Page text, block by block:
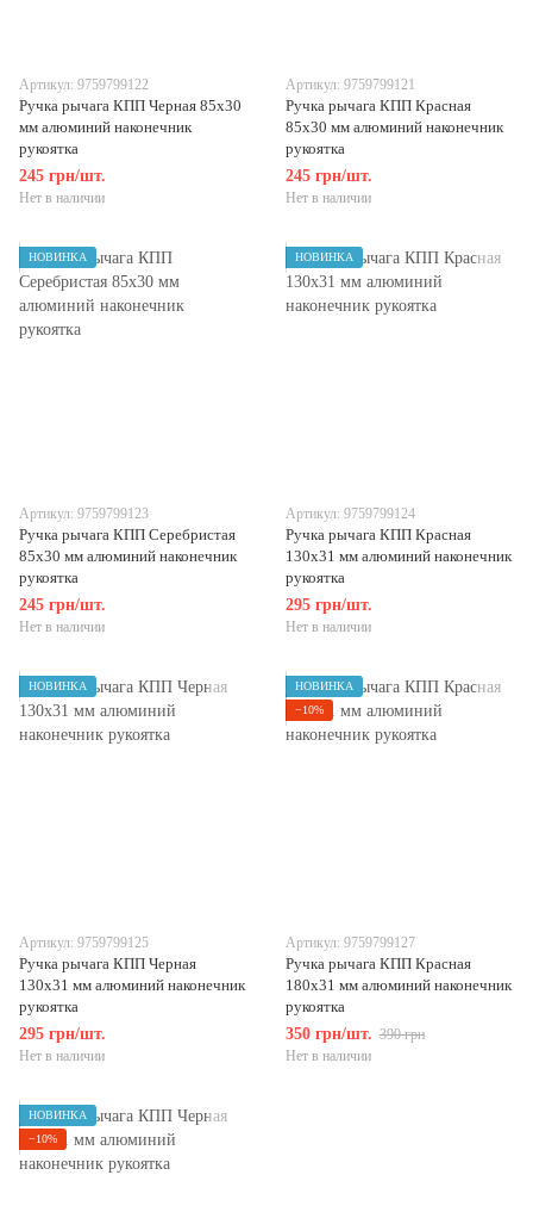
Артикул: 9759799122
Ручка рычага КПП Черная 85х30
мм алюминий наконечник
рукоятка
245 грн/шт.
Нет в наличии
Артикул: 9759799121
Ручка рычага КПП Красная
85х30 мм алюминий наконечник
рукоятка
245 грн/шт.
Нет в наличии
НОВИНКА
Артикул: 9759799123
Ручка рычага КПП Серебристая
85х30 мм алюминий наконечник
рукоятка
245 грн/шт.
Нет в наличии
НОВИНКА
Артикул: 9759799124
Ручка рычага КПП Красная
130х31 мм алюминий наконечник
рукоятка
295 грн/шт.
Нет в наличии
НОВИНКА
Артикул: 9759799125
Ручка рычага КПП Черная
130х31 мм алюминий наконечник
рукоятка
295 грн/шт.
Нет в наличии
НОВИНКА
−10%
Артикул: 9759799127
Ручка рычага КПП Красная
180х31 мм алюминий наконечник
рукоятка
350 грн/шт. 390 грн
Нет в наличии
НОВИНКА
−10%